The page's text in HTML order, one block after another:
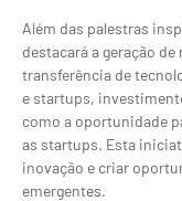
Além das palestras
destacará a geração
transferência de
e startups,
como a oportunidade
as startups. Esta
inovação e criar
emergentes.